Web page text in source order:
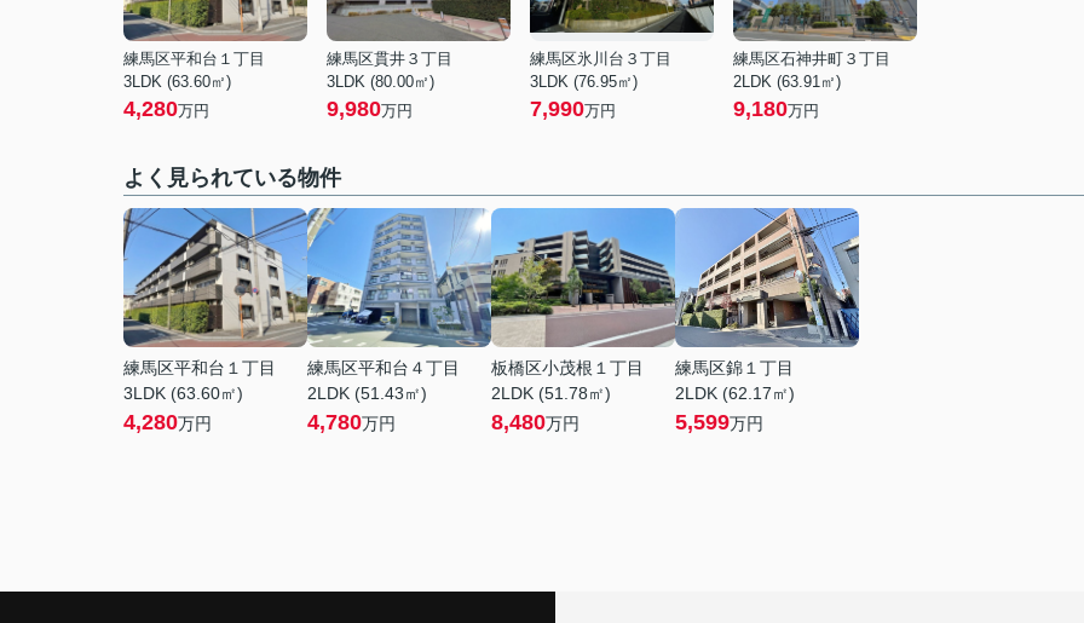
練馬区平和台１丁目
3LDK (63.60㎡)
4,280万円
練馬区貫井３丁目
3LDK (80.00㎡)
9,980万円
練馬区氷川台３丁目
3LDK (76.95㎡)
7,990万円
練馬区石神井町３丁目
2LDK (63.91㎡)
9,180万円
よく見られている物件
練馬区平和台１丁目
3LDK (63.60㎡)
4,280万円
練馬区平和台４丁目
2LDK (51.43㎡)
4,780万円
板橋区小茂根１丁目
2LDK (51.78㎡)
8,480万円
練馬区錦１丁目
2LDK (62.17㎡)
5,599万円